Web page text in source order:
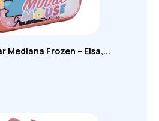
Mediana Frozen – Elsa,...